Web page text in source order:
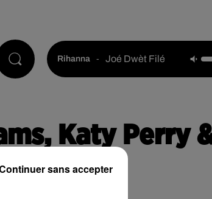
Rihanna - Joé Dwèt Filé
Katy Perry
sans accepter